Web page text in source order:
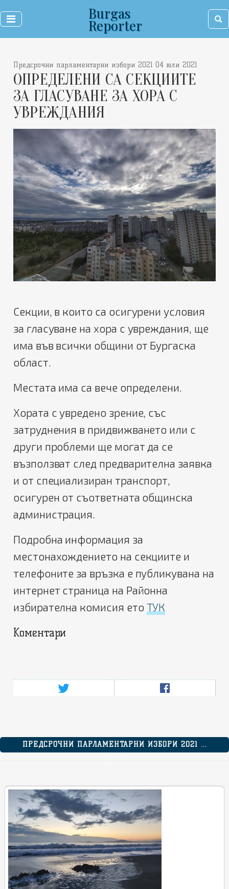
Burgas
Reporter
Предсрочни парламентарни избори 2021 04 юли 2021
ОПРЕДЕЛЕНИ СА СЕКЦИИТЕ
ЗА ГЛАСУВАНЕ ЗА ХОРА С
УВРЕЖДАНИЯ
Секции, в които са осигурени условия
за гласуване на хора с увреждания, ще
има във всички общини от Бургаска
област.
Местата има са вече определени.
Хората с увредено зрение, със
затруднения в придвижването или с
други проблеми ще могат да се
възползват след предварителна заявка
и от специализиран транспорт,
осигурен от съответната общинска
администрация.
Подробна информация за
местонахождението на секциите и
телефоните за връзка е публикувана на
интернет страница на Районна
избирателна комисия ето ТУК
Коментари
ПРЕДСРОЧНИ ПАРЛАМЕНТАРНИ ИЗБОРИ 2021 ...